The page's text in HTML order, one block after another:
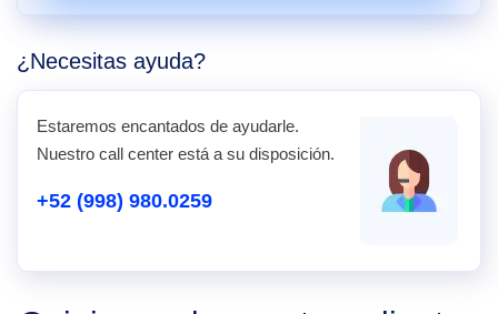
¿Necesitas ayuda?
Estaremos encantados de ayudarle.
Nuestro call center está a su disposición.
+52 (998) 980.0259